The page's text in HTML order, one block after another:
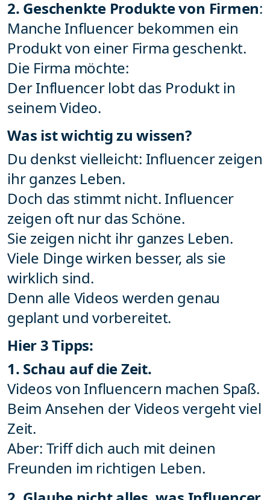
2. Geschenkte Produkte von Firmen:
Manche Influencer bekommen ein
Produkt von einer Firma geschenkt.
Die Firma möchte:
Der Influencer lobt das Produkt in
seinem Video.
Was ist wichtig zu wissen?
Du denkst vielleicht: Influencer zeigen
ihr ganzes Leben.
Doch das stimmt nicht. Influencer
zeigen oft nur das Schöne.
Sie zeigen nicht ihr ganzes Leben.
Viele Dinge wirken besser, als sie
wirklich sind.
Denn alle Videos werden genau
geplant und vorbereitet.
Hier 3 Tipps:
1. Schau auf die Zeit.
Videos von Influencern machen Spaß.
Beim Ansehen der Videos vergeht viel
Zeit.
Aber: Triff dich auch mit deinen
Freunden im richtigen Leben.